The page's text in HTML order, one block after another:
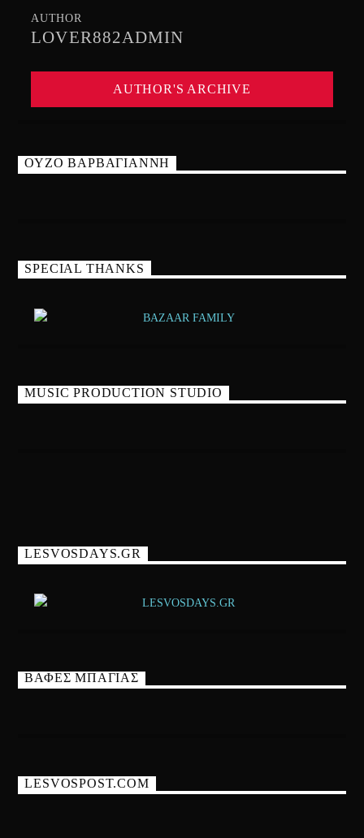
AUTHOR
LOVER882ADMIN
AUTHOR'S ARCHIVE
ΟΥΖΟ ΒΑΡΒΑΓΙΑΝΝΗ
SPECIAL THANKS
MUSIC PRODUCTION STUDIO
LESVOSDAYS.GR
ΒΑΦΕΣ ΜΠΑΓΙΑΣ
LESVOSPOST.COM